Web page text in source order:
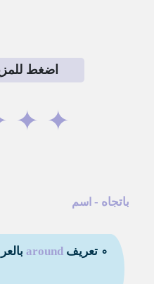
اضغط
✦
✦
باتجاه - اسم
∘ تعريفaround